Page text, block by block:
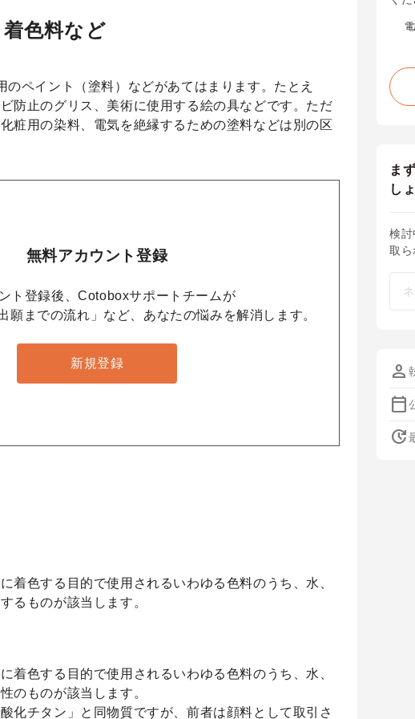
色料など
のペイント（塗料）などがあてはまります。たとえ
防止のグリス、美術に使用する絵の具などです。ただ
粧用の染料、電気を絶縁するための塗料などは別の区
無料アカウント登録
ト登録後、Cotoboxサポートチームが
願までの流れ」など、あなたの悩みを解消します。
新規登録
着色する目的で使用されるいわゆる色料のうち、水、
るものが該当します。
着色する目的で使用されるいわゆる色料のうち、水、
のものが該当します。
化チタン」と同物質ですが、前者は顔料として取引さ
ま
し
検討
取ら
person
calendar_today
update